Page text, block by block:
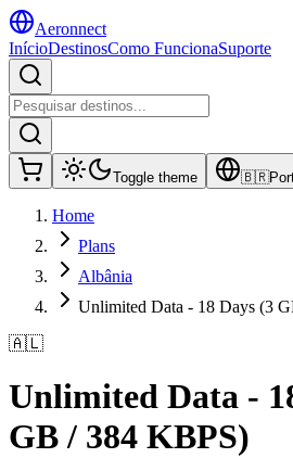
Aeronnect
InícioDestinosComo FuncionaSuporte
Toggle theme 🇧🇷
Home
Plans
Albânia
Unlimited Data - 18 Days (3
🇦🇱
Unlimited Data -
GB / 384 KBPS)